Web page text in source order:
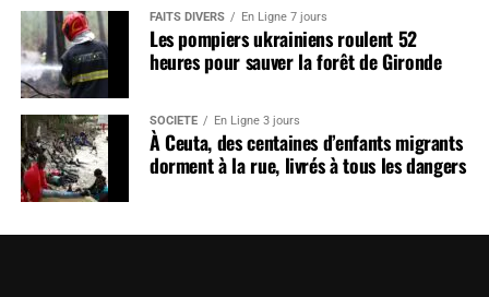
FAITS DIVERS En Ligne 7 jours
Les pompiers ukrainiens roulent 52
heures pour sauver la forêt de Gironde
SOCIÉTÉ En Ligne 3 jours
À Ceuta, des centaines d’enfants migrants
dorment à la rue, livrés à tous les dangers